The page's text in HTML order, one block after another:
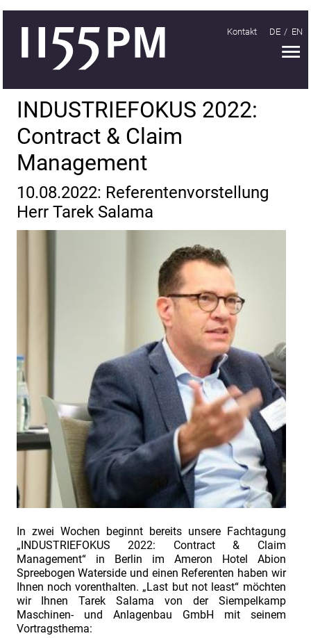
Kontakt DE EN
INDUSTRIEFOKUS 2022:
Contract & Claim
Management
10.08.2022: Referentenvorstellung
Herr Tarek Salama
In zwei Wochen beginnt bereits unsere Fachtagung
„INDUSTRIEFOKUS 2022: Contract & Claim
Management“ in Berlin im Ameron Hotel Abion
Spreebogen Waterside und einen Referenten haben wir
Ihnen noch vorenthalten. „Last but not least“ möchten
wir Ihnen Tarek Salama von der Siempelkamp
Maschinen- und Anlagenbau GmbH mit seinem
Vortragsthema:
Handeln
Organisieren
Lernen
Treffen
INDUSTRIEFOKUS
2018
INDUSTRIEFOKUS
INDUSTRIEFOKUS
Fachtagung
"Industriefokus
2018:
Contract
&
Claim
Management"
Einladung
zur
Fachtagung
"Industriefokus
2018:
Contract